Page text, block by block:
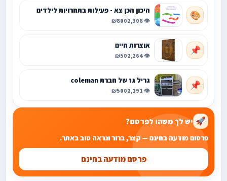
🎨 היכון הכן צא - פעילות בתחרויות לילדים
👁️ 2,308
₪800
📌 אוצרות חיים
👁️ 2,264
₪50
📌 גריל גז של חברת coleman
👁️ 2,191
₪500
🚀 יש לך משהו לפרסם?
פרסום מודעה בחינם — קצר, ברור ונראה טוב באתר.
פרסם מודעה בחינם